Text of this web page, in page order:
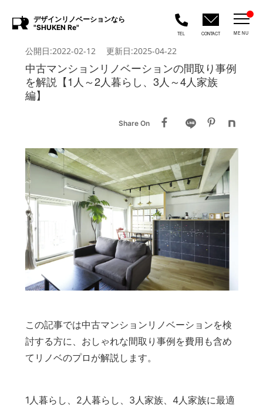
デザインリノベーションなら
"SHUKEN Re"
TEL CONTACT MENU
公開日:2022-02-12 更新日:2025-04-22
中古マンションリノベーションの間取り事例
を解説【1人～2人暮らし、3人～4人家族
編】
Share On
この記事では中古マンションリノベーションを検
討する方に、おしゃれな間取り事例を費用も含め
てリノベのプロが解説します。
1人暮らし、2人暮らし、3人家族、4人家族に最適